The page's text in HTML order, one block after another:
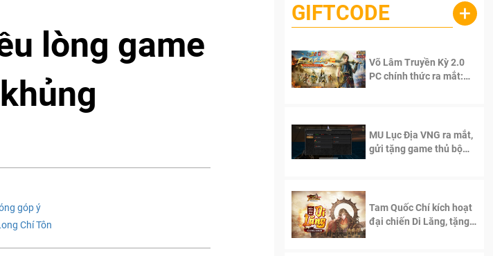
lòng game
góp ý
Chí Tôn
GIFTCODE +
Võ Lâm Truyền Kỳ 2.0
PC chính thức ra mắt:
MU Lục Địa VNG ra mắt,
gửi tặng game thủ bộ
Tam Quốc Chí kích hoạt
đại chiến Di Lăng, tặng